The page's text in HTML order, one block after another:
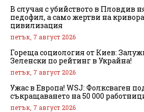
В случая с убийството в Пловдив
педофил, а само жертви на
цивилизация
петък, 7 август 2026
Гореща социология от Киев:
Зеленски по рейтинг в Украйна!
петък, 7 август 2026
Ужас в Европа! WSJ: Фолксваген
съкращаването на 50 000
петък, 7 август 2026